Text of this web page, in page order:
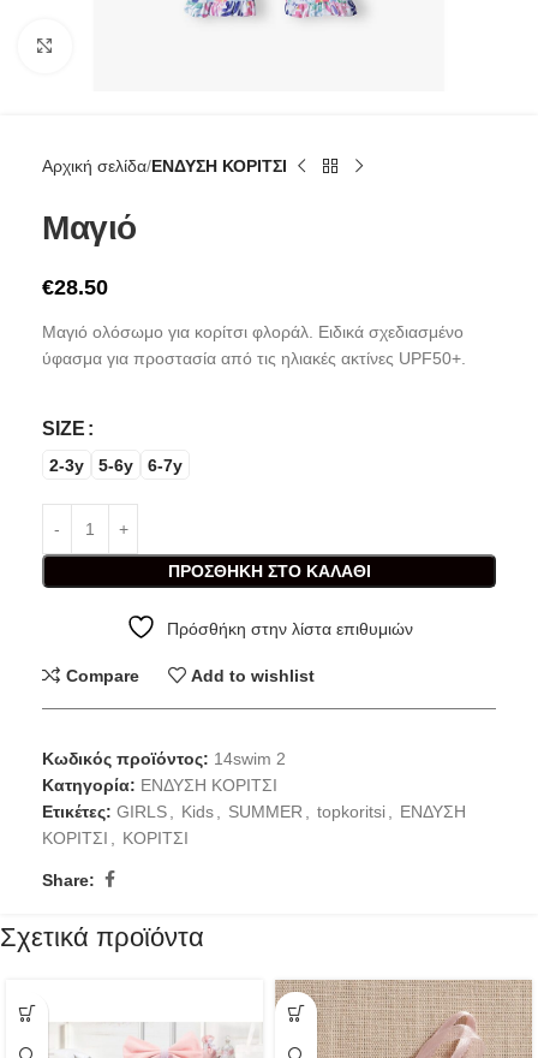
Αρχική σελίδα ΕΝΔΥΣΗ ΚΟΡΙΤΣΙ
Μαγιό
€28.50
Μαγιό ολόσωμο για κορίτσι φλοράλ. Ειδικά σχεδιασμένο
ύφασμα για προστασία από τις ηλιακές ακτίνες UPF50+.
SIZE
2-3y 5-6y 6-7y
ΠΡΟΣΘΉΚΗ ΣΤΟ ΚΑΛΆΘΙ
Πρόσθήκη στην λίστα επιθυμιών
Compare Add to wishlist
Κωδικός προϊόντος: 14swim 2
Κατηγορία: ΕΝΔΥΣΗ ΚΟΡΙΤΣΙ
Ετικέτες: GIRLS Kids SUMMER topkoritsi
ΕΝΔΥΣΗ
ΚΟΡΙΤΣΙ
ΚΟΡΙΤΣΙ
Share:
Σχετικά προϊόντα